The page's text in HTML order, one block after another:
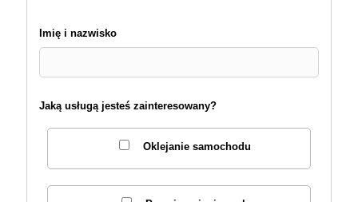
Imię i nazwisko
Jaką usługą jesteś zainteresowany?
Oklejanie samochodu